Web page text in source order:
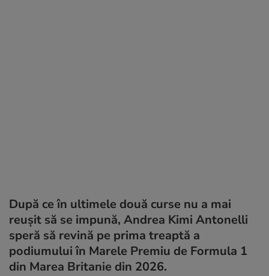
După ce în ultimele două curse nu a mai
reușit să se impună, Andrea Kimi Antonelli
speră să revină pe prima treaptă a
podiumului în Marele Premiu de Formula 1
din Marea Britanie din 2026.